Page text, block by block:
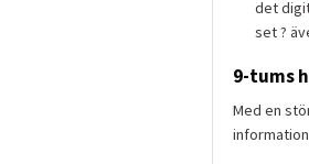
det
set ?
9-tums
Med en